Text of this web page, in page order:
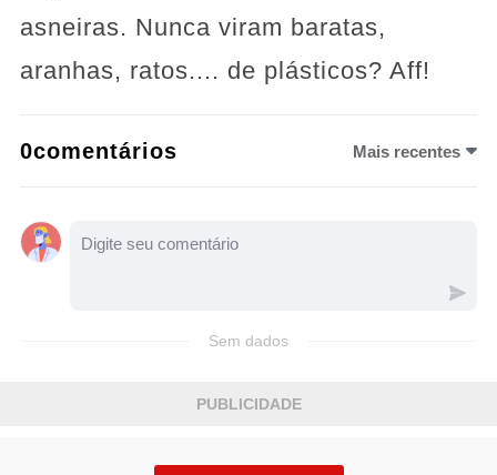
asneiras. Nunca viram baratas,
aranhas, ratos.... de plásticos? Aff!
0comentários Mais recentes
Sem dados
PUBLICIDADE